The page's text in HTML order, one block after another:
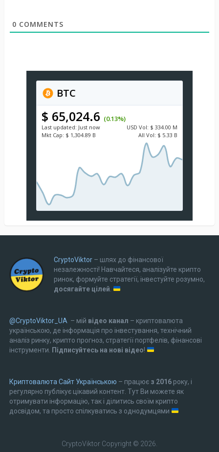
0 COMMENTS
BTC
$ 65,024.6 (0.13%)
Last updated: Just now USD Vol: $ 334.00 M
Mkt Cap: $ 1,304.89 B All Vol: $ 5.33 B
CryptoViktor– шлях до фінансової
незалежності! Навчайтеся, аналізуйте крипто
ринок, формуйте стратегії, інвестуйте розумно,
досягайте цілей
@CryptoViktor_UA – мій відео канал – криптовалюта
українською, де інформація про інвестування, технічний
аналіз ринку, крипто прогноз, стратегії портфелів, фінансові
інструменти.
Підписуйтесь на нові відео!
Криптовалюта Cайт Українською – працює з 2016року, і
регулярно публікує цікавий контент. Тут Ви можете як
отримувати інформацію, так і ділитись своїм крипто
досвідом, та просто спілкуватись з однодумцями
CryptoViktorCopyright © 2026.